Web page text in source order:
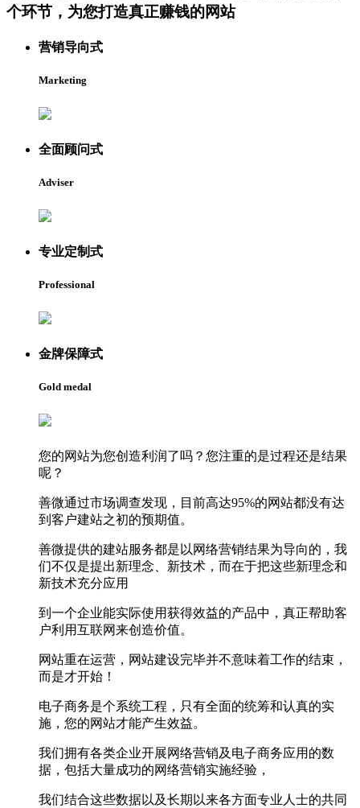
个环节，为您打造真正赚钱的网站
营销导向式
Marketing
全面顾问式
Adviser
专业定制式
Professional
金牌保障式
Gold medal
您的网站为您创造利润了吗？您注重的是过程还是结果
呢？
善微通过市场调查发现，目前高达95%的网站都没有达
到客户建站之初的预期值。
善微提供的建站服务都是以网络营销结果为导向的，我
们不仅是提出新理念、新技术，而在于把这些新理念和
新技术充分应用
到一个企业能实际使用获得效益的产品中，真正帮助客
户利用互联网来创造价值。
网站重在运营，网站建设完毕并不意味着工作的结束，
而是才开始！
电子商务是个系统工程，只有全面的统筹和认真的实
施，您的网站才能产生效益。
我们拥有各类企业开展网络营销及电子商务应用的数
据，包括大量成功的网络营销实施经验，
我们结合这些数据以及长期以来各方面专业人士的共同